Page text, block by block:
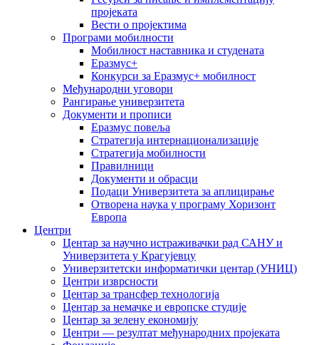
пројеката
Вести о пројектима
Програми мобилности
Мобилност наставника и студената
Еразмус+
Конкурси за Еразмус+ мобилност
Међународни уговори
Рангирање универзитета
Документи и прописи
Еразмус повеља
Стратегија интернационализације
Стратегија мобилности
Правилници
Документи и обрасци
Подаци Универзитета за аплицирање
Отворена наука у програму Хоризонт
Европа
Центри
Центар за научно истраживачки рад САНУ и
Универзитета у Крагујевцу
Универзитетски информатички центар (УНИЦ)
Центри изврсности
Центар за трансфер технологија
Центар за немачке и европске студије
Центар за зелену економију
Центри — резултат међународних пројеката